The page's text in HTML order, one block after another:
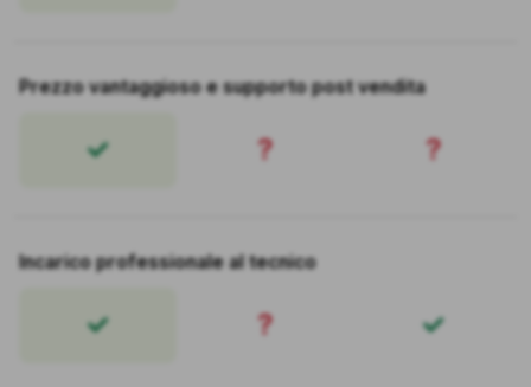
Prezzo vantaggioso e supporto post vendita
? ?
Incarico professionale al tecnico
?